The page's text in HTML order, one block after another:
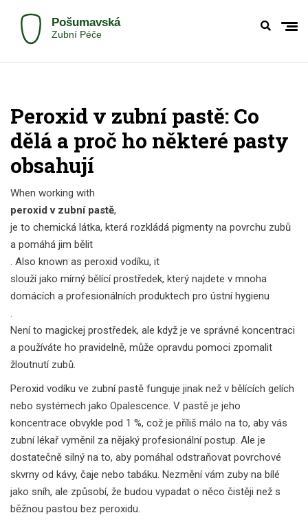
Peroxid v zubní pastě: Co
dělá a proč ho některé pasty
obsahují
When working with
peroxid v zubní pastě,
je to chemická látka, která rozkládá pigmenty na povrchu zubů
a pomáhá jim bělit
. Also known as peroxid vodíku, it
slouží jako mírný bělící prostředek, který najdete v mnoha
domácích a profesionálních produktech pro ústní hygienu
.
Není to magickej prostředek, ale když je ve správné koncentraci
a používáte ho pravidelně, může opravdu pomoci zpomalit
žloutnutí zubů.
Peroxid vodíku ve zubní pastě funguje jinak než v bělících gelích
nebo systémech jako Opalescence. V pastě je jeho
koncentrace obvykle pod 1 %, což je příliš málo na to, aby vás
zubní lékař vyměnil za nějaký profesionální postup. Ale je
dostatečně silný na to, aby pomáhal odstraňovat povrchové
skvrny od kávy, čaje nebo tabáku. Nezmění vám zuby na bílé
jako sníh, ale způsobí, že budou vypadat o něco čistěji než s
běžnou pastou bez peroxidu.